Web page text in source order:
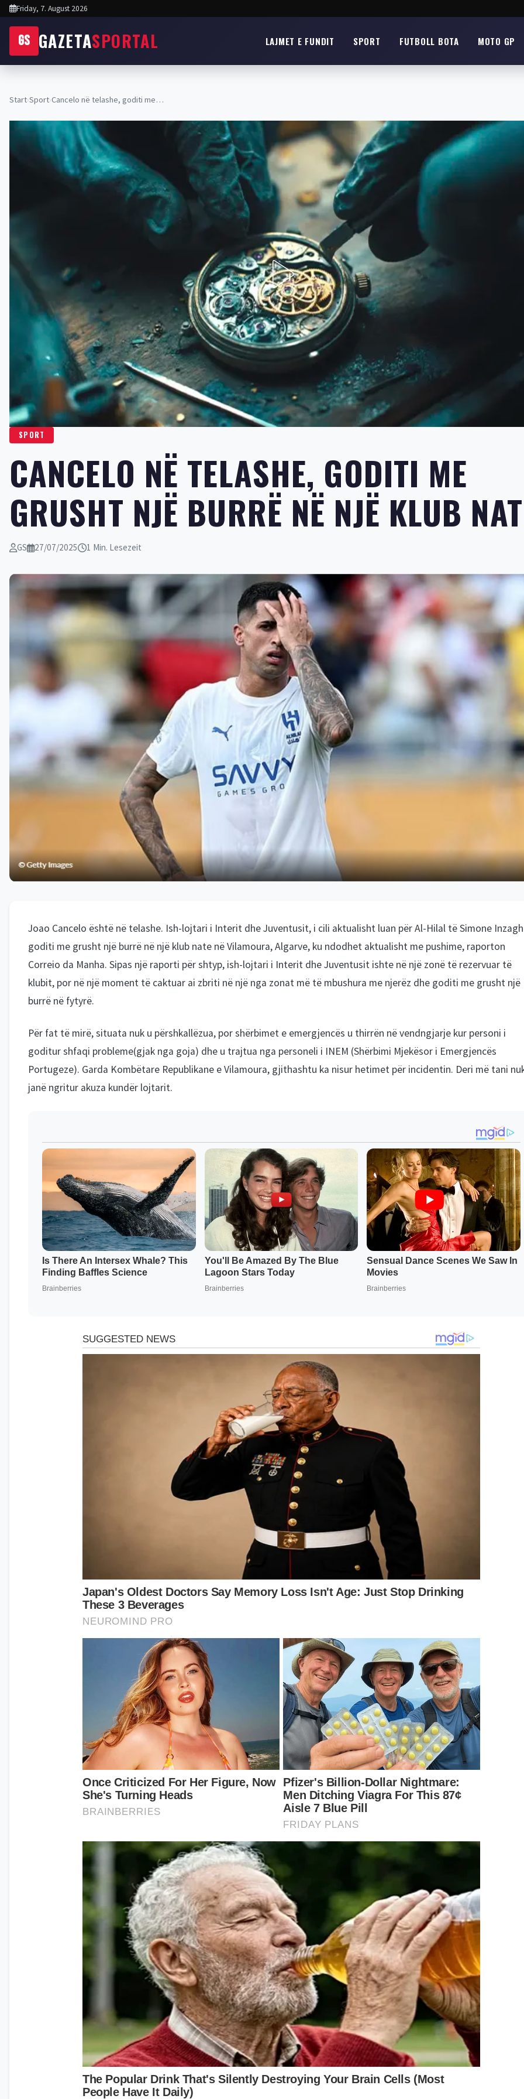
Friday, 7. August 2026
GS GAZETASPORTAL LAJMET E FUNDIT SPORT FUTBOLL BOTA MOTO GP
Start›Sport›Cancelo në telashe, goditi me…
SPORT
CANCELO NË TELASHE, GODITI ME
GRUSHT NJË BURRË NË NJË KLUB
GS 27/07/2025 1 Min. Lesezeit
Joao Cancelo është në telashe. Ish-lojtari i Interit dhe Juventusit, i cili aktualisht luan për Al-Hilal të Simone
goditi me grusht një burrë në një klub nate në Vilamoura, Algarve, ku ndodhet aktualisht me pushime, raporton
Correio da Manha. Sipas një raporti për shtyp, ish-lojtari i Interit dhe Juventusit ishte në një zonë të rezervuar të
klubit, por në një moment të caktuar ai zbriti në një nga zonat më të mbushura me njerëz dhe goditi me grusht një
burrë në fytyrë.
Për fat të mirë, situata nuk u përshkallëzua, por shërbimet e emergjencës u thirrën në vendngjarje kur personi i
goditur shfaqi probleme(gjak nga goja) dhe u trajtua nga personeli i INEM (Shërbimi Mjekësor i Emergjencës
Portugeze). Garda Kombëtare Republikane e Vilamoura, gjithashtu ka nisur hetimet për incidentin. Deri më tani
janë ngritur akuza kundër lojtarit.